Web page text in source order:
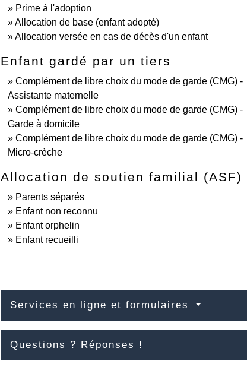
Prime à l'adoption
Allocation de base (enfant adopté)
Allocation versée en cas de décès d'un enfant
Enfant gardé par un tiers
Complément de libre choix du mode de garde (CMG) -
Assistante maternelle
Complément de libre choix du mode de garde (CMG) -
Garde à domicile
Complément de libre choix du mode de garde (CMG) -
Micro-crèche
Allocation de soutien familial (ASF)
Parents séparés
Enfant non reconnu
Enfant orphelin
Enfant recueilli
Services en ligne et formulaires
Questions ? Réponses !